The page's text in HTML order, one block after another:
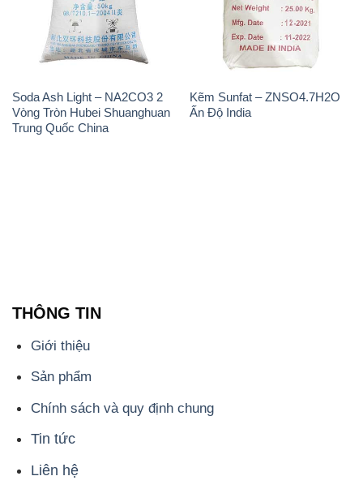
Soda Ash Light – NA2CO3 2
Vòng Tròn Hubei Shuanghuan
Trung Quốc China
Kẽm Sunfat – ZNSO4.7H2O
Ấn Độ India
THÔNG TIN
Giới thiệu
Sản phẩm
Chính sách và quy định chung
Tin tức
Liên hệ